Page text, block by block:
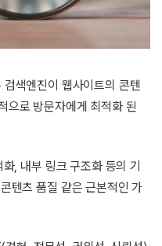
색엔진이 웹사이트의 콘텐
으로 방문자에게 최적화 된
, 내부 링크 구조화 등의 기
텐츠 품질 같은 근본적인 가